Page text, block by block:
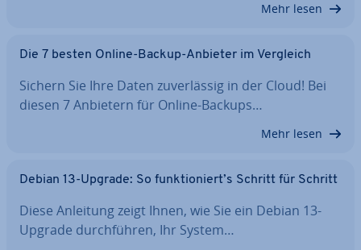
Mehr lesen
Die 7 besten Online-Backup-Anbieter im Vergleich
Sichern Sie Ihre Daten zu­ver­läs­sig in der Cloud! Bei
diesen 7 Anbietern für Online-Backups…
Mehr lesen
Debian 13-Upgrade: So funk­tio­niert’s Schritt für Schritt
Diese Anleitung zeigt Ihnen, wie Sie ein Debian 13-
Upgrade durch­füh­ren, Ihr System…